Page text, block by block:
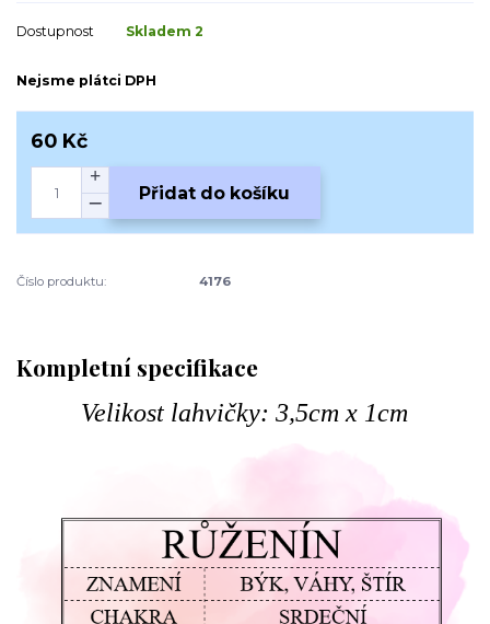
Dostupnost Skladem 2
Nejsme plátci DPH
60 Kč
Přidat do košíku
Číslo produktu: 4176
Kompletní specifikace
Velikost lahvičky: 3,5cm x 1cm